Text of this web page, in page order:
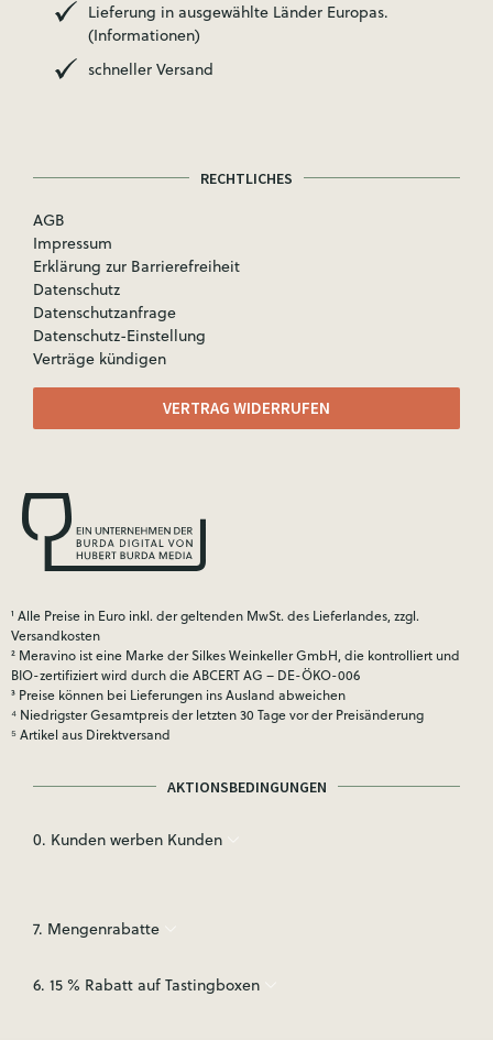
Lieferung in ausgewählte Länder Europas.
(Informationen)
schneller Versand
RECHTLICHES
AGB
Impressum
Erklärung zur Barrierefreiheit
Datenschutz
Datenschutzanfrage
Datenschutz-Einstellung
Verträge kündigen
VERTRAG WIDERRUFEN
¹ Alle Preise in Euro inkl. der geltenden MwSt. des Lieferlandes, zzgl.
Versandkosten
² Meravino ist eine Marke der Silkes Weinkeller GmbH, die kontrolliert und
BIO-zertifiziert wird durch die ABCERT AG – DE-ÖKO-006
³ Preise können bei Lieferungen ins Ausland abweichen
⁴ Niedrigster Gesamtpreis der letzten 30 Tage vor der Preisänderung
⁵ Artikel aus Direktversand
AKTIONSBEDINGUNGEN
0. Kunden werben Kunden
7. Mengenrabatte
6. 15 % Rabatt auf Tastingboxen